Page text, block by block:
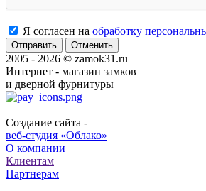
Я согласен на обработку
Отменить
2005 - 2026 © zamok31.ru
Интернет - магазин замков
и дверной фурнитуры
Создание сайта -
веб-студия «Облако»
О компании
Клиентам
Партнерам